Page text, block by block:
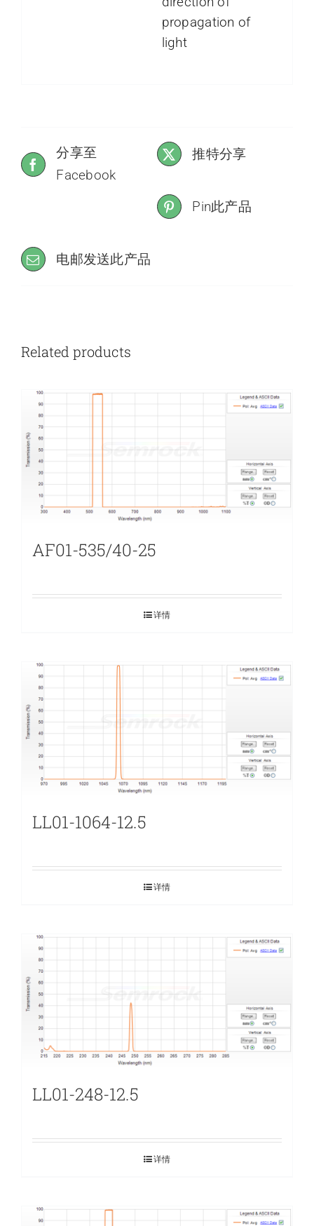
propagation of
light
分享至
Facebook
推特分享
Pin此产品
电邮发送此产品
Related products
AF01-535/40-25
详情
LL01-1064-12.5
详情
LL01-248-12.5
详情